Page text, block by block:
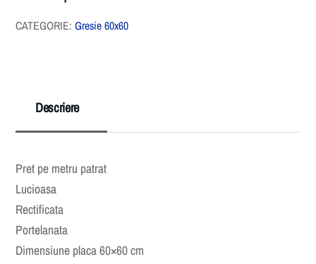
CATEGORIE:Gresie 60x60
Descriere
Pret pe metru patrat
Lucioasa
Rectificata
Portelanata
Dimensiune placa 60×60 cm